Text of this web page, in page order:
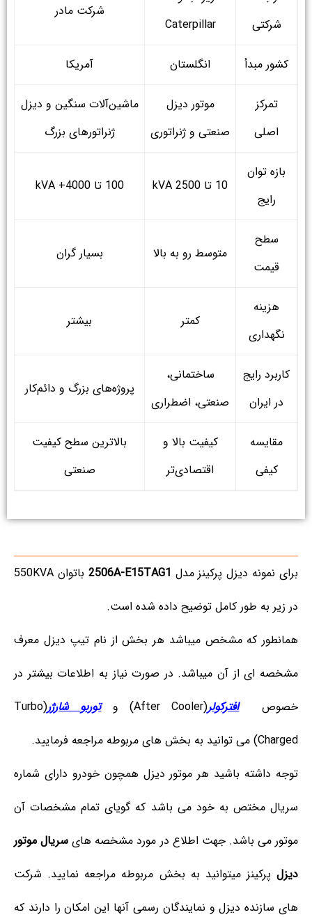
شرکتی
Caterpillar
شرکت مادر
کشور مبدأ انگلستان آمریکا
تمرکز
اصلی
موتور دیزل
صنعتی و ژنراتوری
ماشین‌آلات سنگین و دیزل
ژنراتورهای بزرگ
بازه توان
رایج
10 تا 2500 kVA 100 تا 4000+ kVA
سطح
قیمت
متوسط رو به بالا بسیار گران
هزینه
نگهداری
کمتر بیشتر
کاربرد رایج
در ایران
ساختمانی،
صنعتی، اضطراری
پروژه‌های بزرگ و دائم‌کار
مقایسه
کیفی
کیفیت بالا و
اقتصادی‌تر
بالاترین سطح کیفیت
صنعتی
برای نمونه دیزل پرکینز مدل 2506A-E15TAG1
باتوان 550KVA
در زیر به طور کامل توضیح داده شده است.
همانطور که مشخص میباشد هر بخش از نام تیپ دیزل معرف
مشخصه ای از آن میباشد. در صورت نیاز به اطلاعات بیشتر در
خصوصافترکولر(After Cooler) و توربو شارژر (Turbo
Charged) می توانید به بخش های مربوطه مراجعه فرمایید.
توجه داشته باشید هر موتور دیزل همچون خودرو دارای شماره
سریال مختص به خود می باشد که گویای تمام مشخصات آن
موتور می باشد. جهت اطلاع در مورد مشخصه های سریال موتور
دیزل پرکینز میتوانید به بخش مربوطه مراجعه نمایید. شرکت
های سازنده دیزل و نمایندگان رسمی آنها این امکان را دارند که